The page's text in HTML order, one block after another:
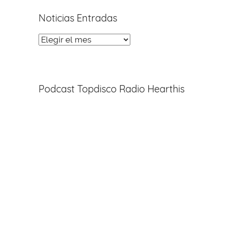
Noticias Entradas
Noticias
Podcast Topdisco Radio Hearthis